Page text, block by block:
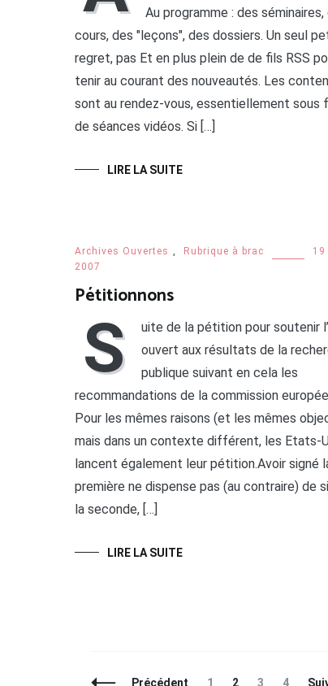
Au programme : des séminaires,
cours, des "leçons", des dossiers. Un seul
regret, pas Et en plus plein de de fils RSS
tenir au courant des nouveautés. Les
sont au rendez-vous, essentiellement sous
de séances vidéos. Si […]
LIRE LA SUITE
Archives Ouvertes , Rubrique à brac
19
2007
Pétitionnons
S
uite de la pétition pour soutenir
ouvert aux résultats de la
publique suivant en cela les
recommandations de la commission
Pour les mêmes raisons (et les mêmes
mais dans un contexte différent, les Etats-
lancent également leur pétition.Avoir signé
première ne dispense pas (au contraire) de
la seconde, […]
LIRE LA SUITE
NavigationPrécédent Page
1 Page
2 Page
3 Page
4